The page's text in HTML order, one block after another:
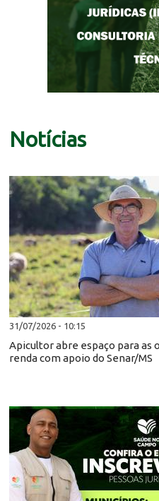
Notícias
31/07/2026 - 10:15
Apicultor abre espaço para as
renda com apoio do Senar/MS